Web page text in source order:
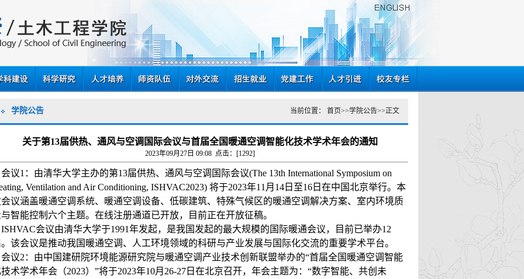
学院公告 当前位置： 首页>>学院公告>>正文
关于第13届供热、通风与空调国际会议与首届全国暖通空调智能化技术学术年会的通知
2023年09月27日 09:08 点击：[1292]
1：由清华大学主办的第13届供热、通风与空调国际会议(The 13th International Symposium on
Ventilation and Air Conditioning, ISHVAC2023) 将于2023年11月14日至16日在中国北京举行。本
议涵盖暖通空调系统、暖通空调设备、低碳建筑、特殊气候区的暖通空调解决方案、室内环境质
智能控制六个主题。在线注册通道已开放，目前正在开放征稿。
会议由清华大学于1991年发起，是我国发起的最大规模的国际暖通会议，目前已举办12
该会议是推动我国暖通空调、人工环境领域的科研与产业发展与国际化交流的重要学术平台。
2：由中国建研院环境能源研究院与暖通空调产业技术创新联盟举办的“首届全国暖通空调智能
术学术年会（2023）”将于2023年10月26-27日在北京召开，年会主题为：“数字智能、共创未